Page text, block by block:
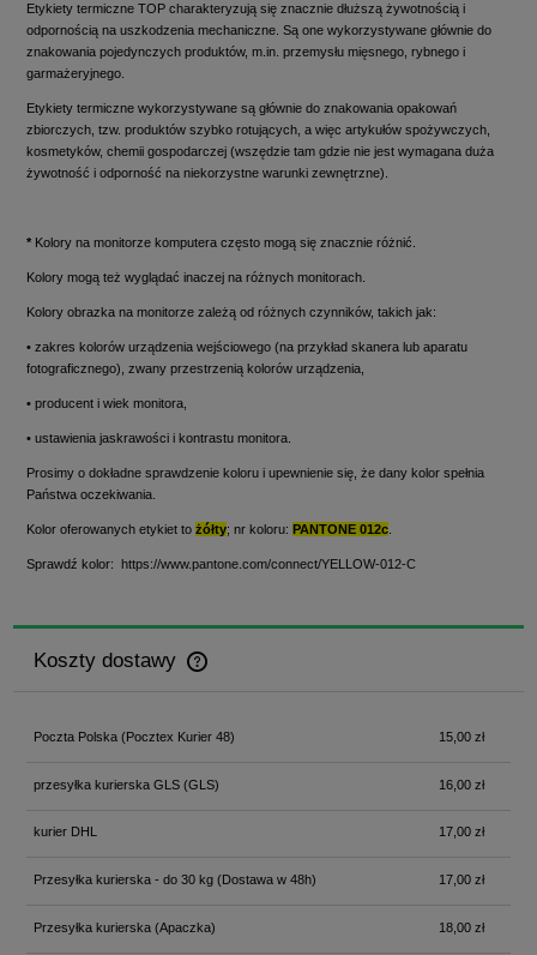
Etykiety termiczne TOP charakteryzują się znacznie dłuższą żywotnością i
odpornością na uszkodzenia mechaniczne. Są one wykorzystywane głównie do
znakowania pojedynczych produktów, m.in. przemysłu mięsnego, rybnego i
garmażeryjnego.
Etykiety termiczne wykorzystywane są głównie do znakowania opakowań
zbiorczych, tzw. produktów szybko rotujących, a więc artykułów spożywczych,
kosmetyków, chemii gospodarczej (wszędzie tam gdzie nie jest wymagana duża
żywotność i odporność na niekorzystne warunki zewnętrzne).
* Kolory na monitorze komputera często mogą się znacznie różnić.
Kolory mogą też wyglądać inaczej na różnych monitorach.
Kolory obrazka na monitorze zależą od różnych czynników, takich jak:
• zakres kolorów urządzenia wejściowego (na przykład skanera lub aparatu
fotograficznego), zwany przestrzenią kolorów urządzenia,
• producent i wiek monitora,
• ustawienia jaskrawości i kontrastu monitora.
Prosimy o dokładne sprawdzenie koloru i upewnienie się, że dany kolor spełnia
Państwa oczekiwania.
Kolor oferowanych etykiet to żółty; nr koloru: PANTONE 012c
Sprawdź kolor: https://www.pantone.com/connect/YELLOW-012-C
Koszty dostawy
Cena nie zawiera ewentualnych kosztów płatności
Poczta Polska(Pocztex Kurier 48) 15,00 zł
przesyłka kurierska GLS(GLS) 16,00 zł
kurier DHL 17,00 zł
Przesyłka kurierska - do 30 kg(Dostawa w 48h) 17,00 zł
Przesyłka kurierska (Apaczka) 18,00 zł